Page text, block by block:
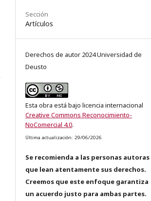
Sección
Artículos
Derechos de autor 2024 Universidad de
Deusto
Esta obra está bajo licencia internacional
Creative Commons Reconocimiento-
NoComercial 4.0.
Última actualización: 29/06/2026
Se recomienda a las personas autoras
que lean atentamente sus derechos.
Creemos que este enfoque garantiza
un acuerdo justo para ambas partes.